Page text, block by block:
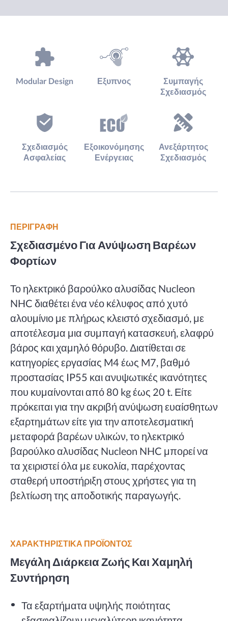
Modular Design Εξυπνος
Συμπαγής
Σχεδιασμός
Σχεδιασμός
Ασφαλείας
Εξοικονόμησης
Ενέργειας
Ανεξάρτητος
Σχεδιασμός
ΠΕΡΙΓΡΑΦΗ
Σχεδιασμένο Για Ανύψωση Βαρέων
Φορτίων
Το ηλεκτρικό βαρούλκο αλυσίδας Nucleon
NHC διαθέτει ένα νέο κέλυφος από χυτό
αλουμίνιο με πλήρως κλειστό σχεδιασμό, με
αποτέλεσμα μια συμπαγή κατασκευή, ελαφρύ
βάρος και χαμηλό θόρυβο. Διατίθεται σε
κατηγορίες εργασίας M4 έως M7, βαθμό
προστασίας IP55 και ανυψωτικές ικανότητες
που κυμαίνονται από 80 kg έως 20 t. Είτε
πρόκειται για την ακριβή ανύψωση ευαίσθητων
εξαρτημάτων είτε για την αποτελεσματική
μεταφορά βαρέων υλικών, το ηλεκτρικό
βαρούλκο αλυσίδας Nucleon NHC μπορεί να
τα χειριστεί όλα με ευκολία, παρέχοντας
σταθερή υποστήριξη στους χρήστες για τη
βελτίωση της αποδοτικής παραγωγής.
ΧΑΡΑΚΤΗΡΙΣΤΙΚΑ ΠΡΟΪΟΝΤΟΣ
Μεγάλη Διάρκεια Ζωής Και Χαμηλή
Συντήρηση
Τα εξαρτήματα υψηλής ποιότητας